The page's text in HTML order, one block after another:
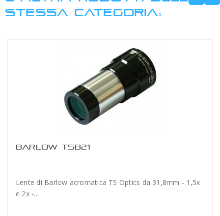
STESSA CATEGORIA:
BARLOW TSB21
Lente di Barlow acromatica TS Optics da 31,8mm - 1,5x
e 2x -...